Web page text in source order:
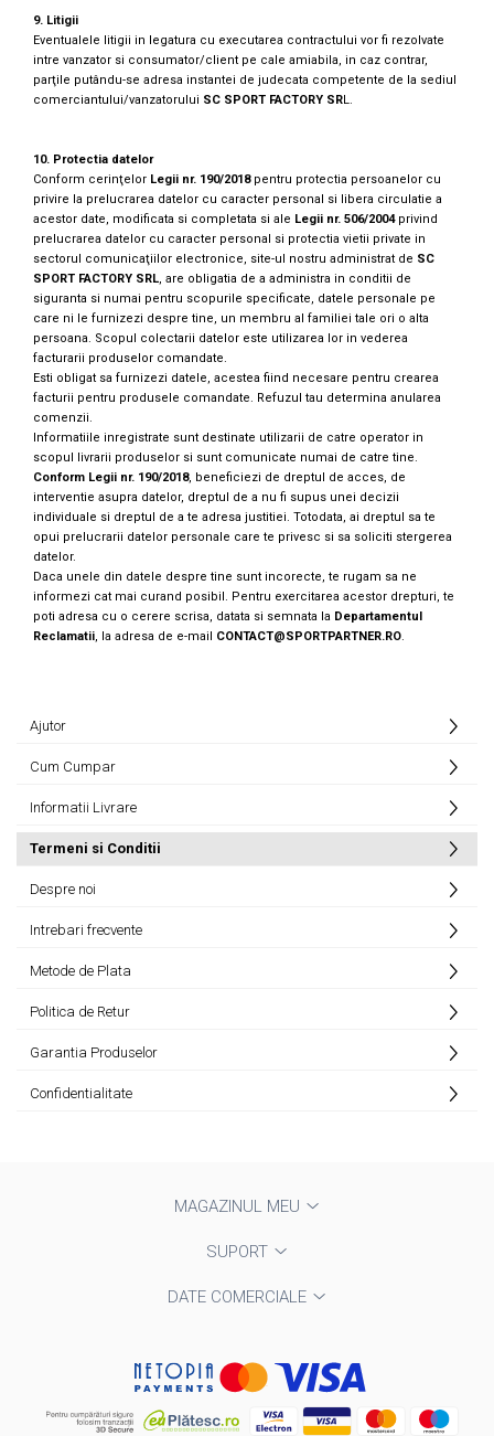
9. Litigii
Eventualele litigii in legatura cu executarea contractului vor fi rezolvate
intre vanzator si consumator/client pe cale amiabila, in caz contrar,
parţile putându-se adresa instantei de judecata competente de la sediul
comerciantului/vanzatorului SC SPORT FACTORY SRL.
10. Protectia datelor
Conform cerinţelor Legii nr. 190/2018pentru protectia persoanelor cu
privire la prelucrarea datelor cu caracter personal si libera circulatie a
acestor date, modificata si completata si ale Legii nr. 506/2004privind
prelucrarea datelor cu caracter personal si protectia vietii private in
sectorul comunicaţiilor electronice, site-ul nostru administrat de SC
SPORT FACTORY SRL, are obligatia de a administra in conditii de
siguranta si numai pentru scopurile specificate, datele personale pe
care ni le furnizezi despre tine, un membru al familiei tale ori o alta
persoana. Scopul colectarii datelor este utilizarea lor in vederea
facturarii produselor comandate.
Esti obligat sa furnizezi datele, acestea fiind necesare pentru crearea
facturii pentru produsele comandate. Refuzul tau determina anularea
comenzii.
Informatiile inregistrate sunt destinate utilizarii de catre operator in
scopul livrarii produselor si sunt comunicate numai de catre tine.
Conform Legii nr. 190/2018, beneficiezi de dreptul de acces, de
interventie asupra datelor, dreptul de a nu fi supus unei decizii
individuale si dreptul de a te adresa justitiei. Totodata, ai dreptul sa te
opui prelucrarii datelor personale care te privesc si sa soliciti stergerea
datelor.
Daca unele din datele despre tine sunt incorecte, te rugam sa ne
informezi cat mai curand posibil. Pentru exercitarea acestor drepturi, te
poti adresa cu o cerere scrisa, datata si semnata la Departamentul
Reclamatii, la adresa de e-mail CONTACT@SPORTPARTNER.RO.
Ajutor
Cum Cumpar
Informatii Livrare
Termeni si Conditii
Despre noi
Intrebari frecvente
Metode de Plata
Politica de Retur
Garantia Produselor
Confidentialitate
MAGAZINUL MEU
SUPORT
DATE COMERCIALE